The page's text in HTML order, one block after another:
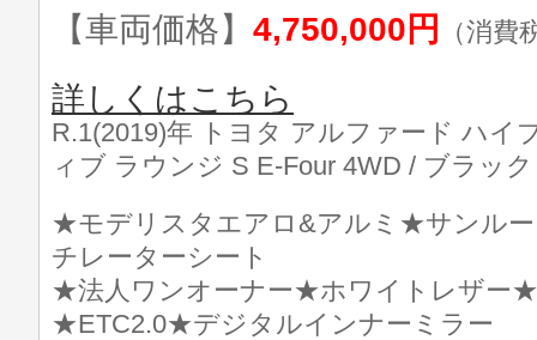
【車両価格】 4,750,000円 （消費
詳しくはこちら
R.1(2019)年 トヨタ アルファード ハイ
ィブ ラウンジ S E-Four 4WD / ブラッ
★モデリスタエアロ&アルミ★サンル
チレーターシート
★法人ワンオーナー★ホワイトレザー
★ETC2.0★デジタルインナーミラー